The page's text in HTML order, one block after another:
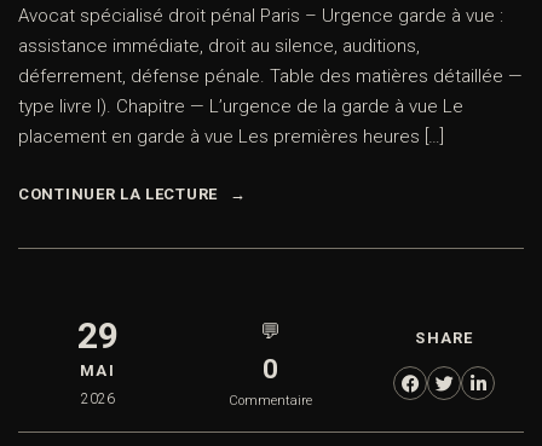
Avocat spécialisé droit pénal Paris – Urgence garde à vue :
assistance immédiate, droit au silence, auditions,
déferrement, défense pénale. Table des matières détaillée —
type livre I). Chapitre — L’urgence de la garde à vue Le
placement en garde à vue Les premières heures […]
CONTINUER LA LECTURE
29
MAI
2026
💬
0
Commentaire
SHARE